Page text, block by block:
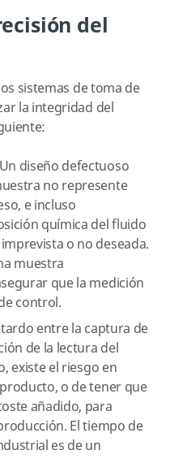
del
sistemas de toma de
la integridad del
Un diseño defectuoso
no represente
e incluso
química del fluido
o no deseada.
muestra
que la medición
control.
entre la captura de
de la lectura del
existe el riesgo en
o de tener que
añadido, para
El tiempo de
es de un